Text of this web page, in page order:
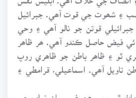
۽ شھوت جي قوت آھي. جبرائيل
قوتن جو نالو آھي ۽ وحي
ئي فيض حاصل ڪندو آھي. ھر ظاھر
ٿو ۽ ظاھر باطن جو ظاھري روپ
تاويل آھي. اسماعيلي، قرامطي ۽
ماٺ ٿي ويو. ھن غور سان نواب جي